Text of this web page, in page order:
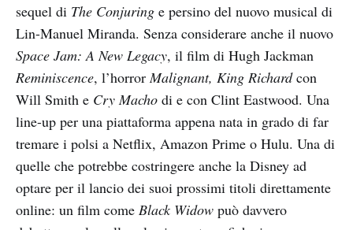
sequel di The Conjuring e persino del nuovo musical di
Lin-Manuel Miranda. Senza considerare anche il nuovo
Space Jam: A New Legacy, il film di Hugh Jackman
Reminiscence, l’horrorMalignant, King Richardcon
Will Smith e Cry Macho di e con Clint Eastwood. Una
line-up per una piattaforma appena nata in grado di far
tremare i polsi a Netflix, Amazon Prime o Hulu. Una di
quelle che potrebbe costringere anche la Disney ad
optare per il lancio dei suoi prossimi titoli direttamente
online: un film come Black Widow può davvero